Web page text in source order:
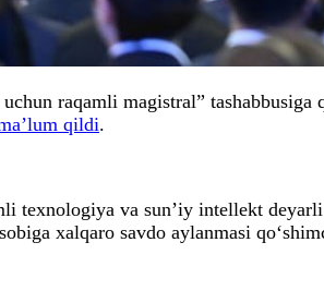
raqamli magistral”
qildi.
texnologiya va sun’iy intellekt
xalqaro savdo aylanmasi